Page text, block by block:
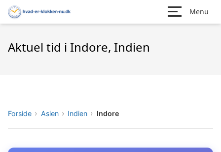
Menu
Aktuel tid i Indore, Indien
Forside Asien Indien Indore